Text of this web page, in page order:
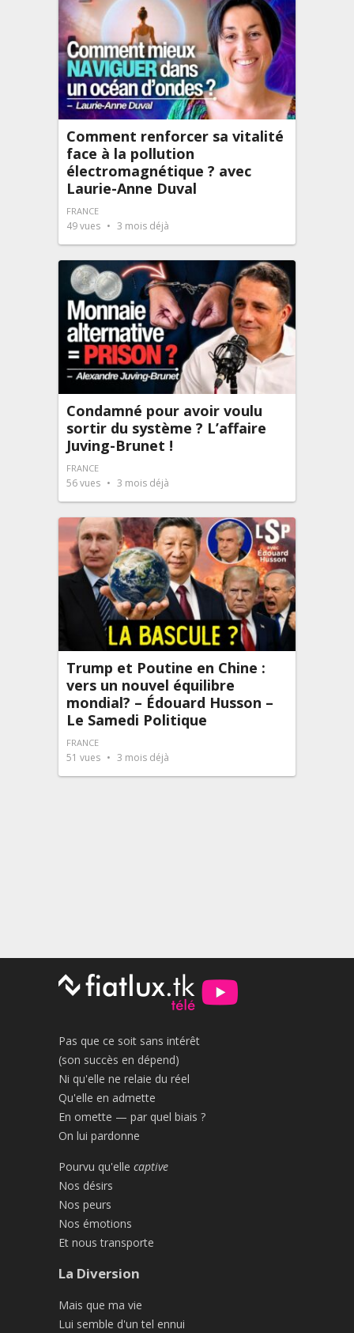
Comment renforcer sa vitalité
face à la pollution
électromagnétique ? avec
Laurie-Anne Duval
FRANCE
49vues 3 mois déjà
Condamné pour avoir voulu
sortir du système ? L’affaire
Juving-Brunet !
FRANCE
56vues 3 mois déjà
Trump et Poutine en Chine :
vers un nouvel équilibre
mondial? – Édouard Husson –
Le Samedi Politique
FRANCE
51 vues 3 mois déjà
Pas que ce soit sans intérêt
(son succès en dépend)
Ni qu'elle ne relaie du réel
Qu'elle en admette
En omette — par quel biais ?
On lui pardonne
Pourvu qu'elle captive
Nos désirs
Nos peurs
Nos émotions
Et nous transporte
La Diversion
Mais que ma vie
Lui semble d'un tel ennui